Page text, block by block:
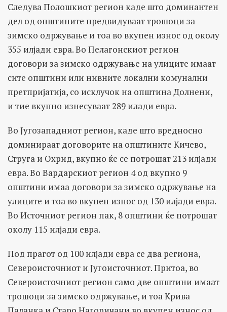
Следува Полошкиот регион каде што доминантен
дел од општините предвидуваат трошоци за
зимско одржување и тоа во вкупен износ од околу
355 илјади евра. Во Пелагонскиот регион
договори за зимско одржување на улиците имаат
сите општини или нивните локални комунални
претпријатија, со исклучок на општина Долнени,
и тие вкупно изнесуваат 289 илади евра.
Во Југозападниот регион, каде што вредносно
доминираат договорите на општините Кичево,
Струга и Охрид, вкупно ќе се потрошат 213 илјади
евра. Во Вардарскиот регион 4 од вкупно 9
општини имаа договори за зимско одржување на
улиците и тоа во вкупен износ од 130 илјади евра.
Во Источниот регион пак, 8 општини ќе потрошат
околу 115 илјади евра.
Под прагот од 100 илјади евра се два региона,
Североисточниот и Југоисточниот. Притоа, во
Североисточниот регион само две општини имаат
трошоци за зимско одржување, и тоа Крива